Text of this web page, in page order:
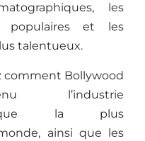
les
populaires et les
talentueux.
comment Bollywood
l’industrie
la plus
ainsi que les